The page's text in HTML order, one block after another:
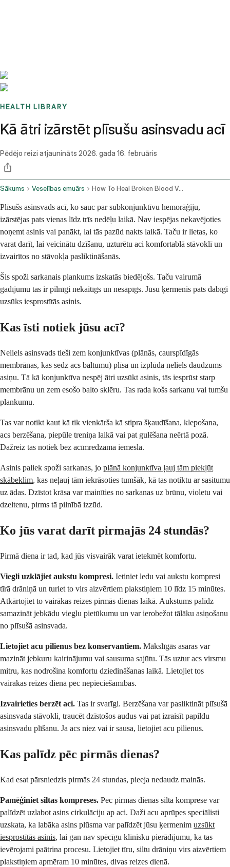
HEALTH LIBRARY
Kā ātri izārstēt plīsušu asinsvadu acī
Pēdējo reizi atjaunināts 2026. gada 16. februāris
Sākums Veselības emuārs How To Heal Broken Blood Vessel In Eye Fast
Plīsušs asinsvads acī, ko sauc par subkonjunktīvu hemorāģiju,
izārstējas pats vienas līdz trīs nedēļu laikā. Nav iespējas nekavējoties
noņemt asinis vai panākt, lai tās pazūd nakts laikā. Taču ir lietas, ko
varat darīt, lai veicinātu dzīšanu, uzturētu aci komfortablā stāvoklī un
izvairītos no stāvokļa pasliktināšanās.
Šis spoži sarkanais plankums izskatās biedējošs. Taču vairumā
gadījumu tas ir pilnīgi nekaitīgs un nesāpīgs. Jūsu ķermenis pats dabīgi
uzsūks iesprostītās asinis.
Kas īsti notiek jūsu acī?
Neliels asinsvads tieši zem konjunktīvas (plānās, caurspīdīgās
membrānas, kas sedz acs baltumu) plīsa un izplūda neliels daudzums
asiņu. Tā kā konjunktīva nespēj ātri uzsūkt asinis, tās iesprūst starp
membrānu un zem esošo balto sklēru. Tas rada košs sarkanu vai tumšu
plankumu.
Tas var notikt kaut kā tik vienkārša kā stipra šķaudīšana, klepošana,
acs berzēšana, piepūle treniņa laikā vai pat gulēšana neērtā pozā.
Dažreiz tas notiek bez acīmredzama iemesla.
Asinis paliek spoži sarkanas, jo plānā konjunktīva ļauj tām piekļūt
skābeklim, kas neļauj tām iekrāsoties tumšāk, kā tas notiktu ar sasitumu
uz ādas. Dzīstot krāsa var mainīties no sarkanas uz brūnu, violetu vai
dzeltenu, pirms tā pilnībā izzūd.
Ko jūs varat darīt pirmajās 24 stundās?
Pirmā diena ir tad, kad jūs visvairāk varat ietekmēt komfortu.
Viegli uzklājiet aukstu kompresi. Ietiniet ledu vai aukstu kompresi
tīrā drāniņā un turiet to virs aizvērtiem plakstiņiem 10 līdz 15 minūtes.
Atkārtojiet to vairākas reizes pirmās dienas laikā. Aukstums palīdz
samazināt jebkādu vieglu pietūkumu un var ierobežot tālāku asiņošanu
no plīsušā asinsvada.
Lietojiet acu pilienus bez konservantiem. Mākslīgās asaras var
mazināt jebkuru kairinājumu vai sausuma sajūtu. Tās uztur acs virsmu
mitru, kas nodrošina komfortu dziedināšanas laikā. Lietojiet tos
vairākas reizes dienā pēc nepieciešamības.
Izvairieties berzēt aci. Tas ir svarīgi. Berzēšana var pasliktināt plīsušā
asinsvada stāvokli, traucēt dzīstošos audus vai pat izraisīt papildu
asinsvadu plīšanu. Ja acs niez vai ir sausa, lietojiet acu pilienus.
Kas palīdz pēc pirmās dienas?
Kad esat pārsniedzis pirmās 24 stundas, pieeja nedaudz mainās.
Pamēģiniet siltas kompreses. Pēc pirmās dienas siltā komprese var
palīdzēt uzlabot asins cirkulāciju ap aci. Daži acu aprūpes speciālisti
uzskata, ka labāka asins plūsma var palīdzēt jūsu ķermenim uzsūkt
iesprostītās asinis, lai gan nav spēcīgu klīnisku pierādījumu, ka tas
ievērojami paātrina procesu. Lietojiet tīru, siltu drāniņu virs aizvērtiem
plakstiņiem apmēram 10 minūtes, divas reizes dienā.